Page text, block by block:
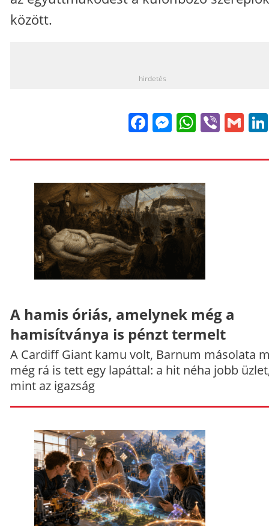
között.
hirdetés
FacebookViber
A hamis óriás, amelynek még a
hamisítványa is pénzt termelt
A Cardiff Giant kamu volt, Barnum másolata
még rá is tett egy lapáttal: a hit néha jobb
mint az igazság